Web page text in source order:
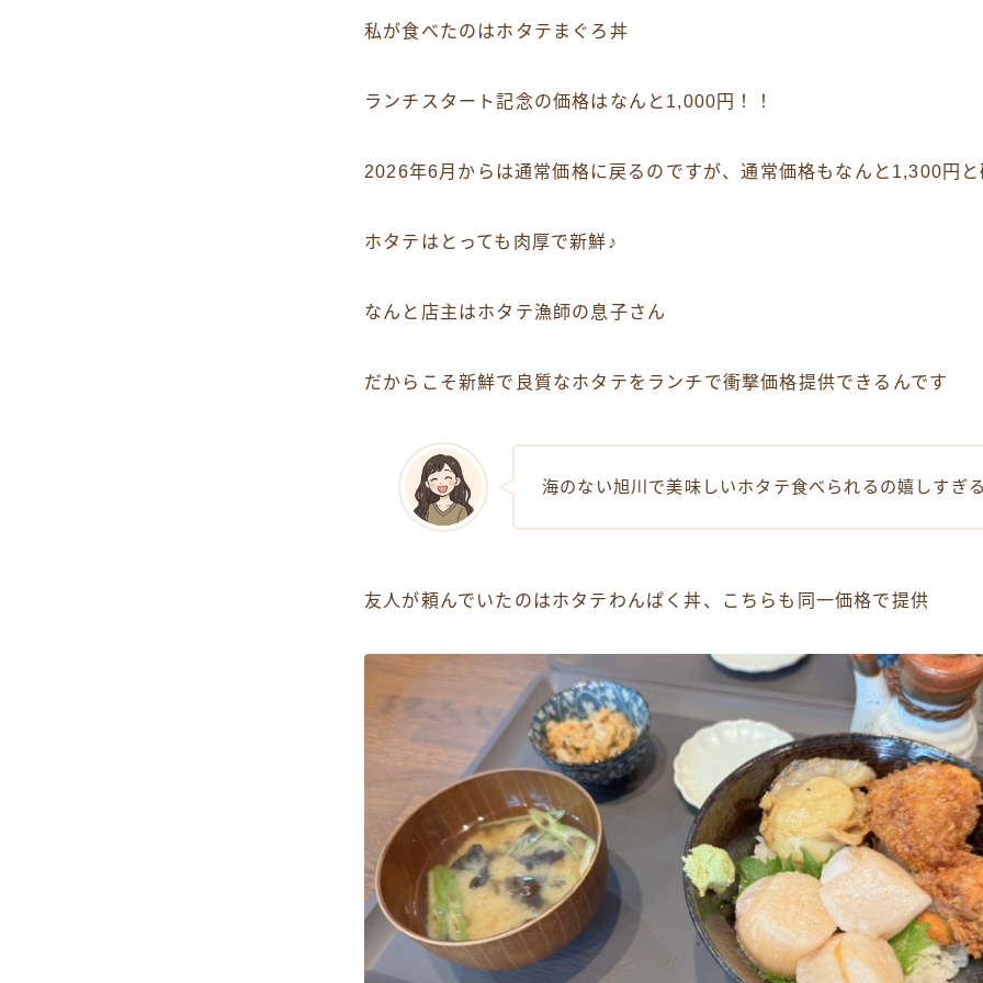
私が食べたのはホタテまぐろ丼
ランチスタート記念の価格はなんと1,000円！！
2026年6月からは通常価格に戻るのですが、通常価格もなんと1,300円と
ホタテはとっても肉厚で新鮮♪
なんと店主はホタテ漁師の息子さん
だからこそ新鮮で良質なホタテをランチで衝撃価格提供できるんです
海のない旭川で美味しいホタテ食べられるの嬉しすぎ
友人が頼んでいたのはホタテわんぱく丼、こちらも同一価格で提供